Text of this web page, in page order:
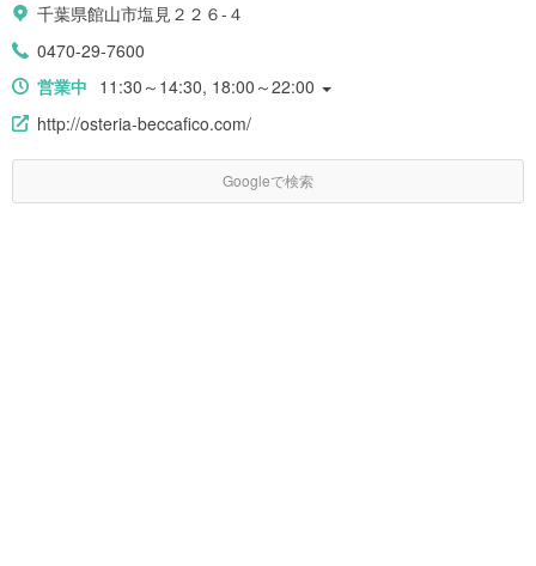
千葉県館山市塩見２２６-４
0470-29-7600
営業中 11:30～14:30, 18:00～22:00
http://osteria-beccafico.com/
Googleで検索